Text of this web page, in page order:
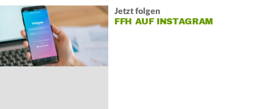
Jetzt folgen
FFH AUF INSTAGRAM